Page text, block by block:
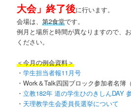
移
動
大会」終了後に行います。
会場は、第2食堂です。
例月と場所と時間が異なりますので、
ください。
＜今月の例会資料＞
・学生担当者報11月号
・Work＆Talk四国ブロック参加者名簿
・ 立教182年 道の学生ひのきしんDAY
・ 天理教学生会委員長選挙について